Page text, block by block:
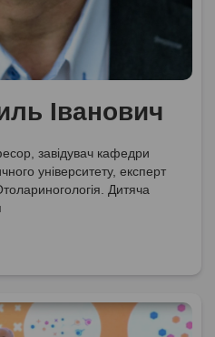
Іванович
завідувач кафедри
університету, експерт
Дитяча